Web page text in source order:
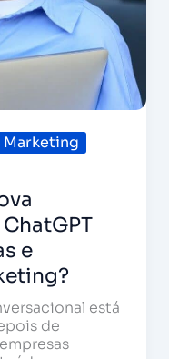
Marketing
e
está
de